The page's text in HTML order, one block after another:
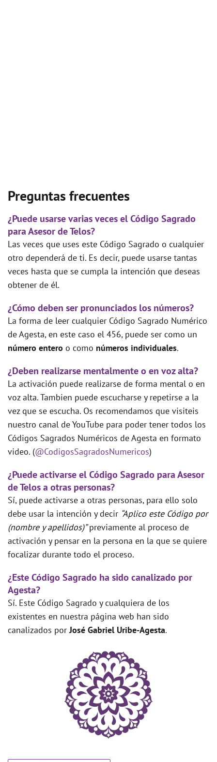
Preguntas frecuentes
¿Puede usarse varias veces el Código Sagrado
para Asesor de Telos?
Las veces que uses este Código Sagrado o cualquier
otro dependerá de ti. Es decir, puede usarse tantas
veces hasta que se cumpla la intención que deseas
obtener de él.
¿Cómo deben ser pronunciados los números?
La forma de leer cualquier Código Sagrado Numérico
de Agesta, en este caso el 456, puede ser como un
número entero o como números individuales.
¿Deben realizarse mentalmente o en voz alta?
La activación puede realizarse de forma mental o en
voz alta. Tambien puede escucharse y repetirse a la
vez que se escucha. Os recomendamos que visiteis
nuestro canal de YouTube para poder tener todos los
Códigos Sagrados Numéricos de Agesta en formato
video. (@CodigosSagradosNumericos)
¿Puede activarse el Código Sagrado para Asesor
de Telos a otras personas?
Sí, puede activarse a otras personas, para ello solo
debe usar la intención y decir “Aplico este Código por
(nombre y apellidos)”previamente al proceso de
activación y pensar en la persona en la que se quiere
focalizar durante todo el proceso.
¿Este Código Sagrado ha sido canalizado por
Agesta?
Sí. Este Código Sagrado y cualquiera de los
existentes en nuestra página web han sido
canalizados porJosé Gabriel Uribe-Agesta.